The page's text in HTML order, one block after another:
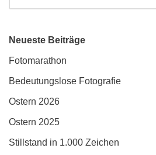
Neueste Beiträge
Fotomarathon
Bedeutungslose Fotografie
Ostern 2026
Ostern 2025
Stillstand in 1.000 Zeichen